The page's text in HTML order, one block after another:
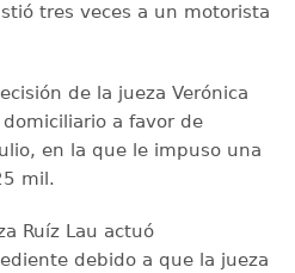
tres veces a un motorista
de la jueza Verónica
a favor de
en la que le impuso una
mil.
Ruíz Lau actuó
debido a que la jueza